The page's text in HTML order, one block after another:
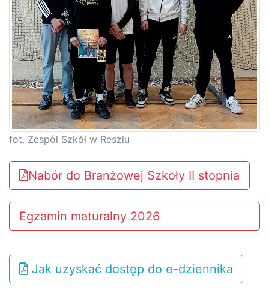
fot. Zespół Szkół w Reszlu
Nabór do Branżowej Szkoły II stopnia
Egzamin maturalny 2026
Jak uzyskać dostęp do e-dziennika